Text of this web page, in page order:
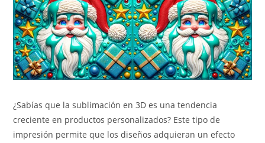
¿Sabías que la sublimación en 3D es una tendencia
creciente en productos personalizados? Este tipo de
impresión permite que los diseños adquieran un efecto